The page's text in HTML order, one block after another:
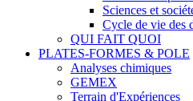
Sciences et
Cycle de vie des
QUI FAIT QUOI
PLATES-FORMES & POLE
Analyses chimiques
GEMEX
Terrain d'Expériences